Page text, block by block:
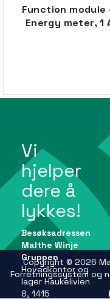
Function module
Energy meter, 1
Vi
hjelper
dere å
lykkes!
Besøksadressen
Malthe Winje
Gruppen
Hovedkontor og
lager Haukelivien
8, 1415
Copyright © 2026
Forretningssystem og